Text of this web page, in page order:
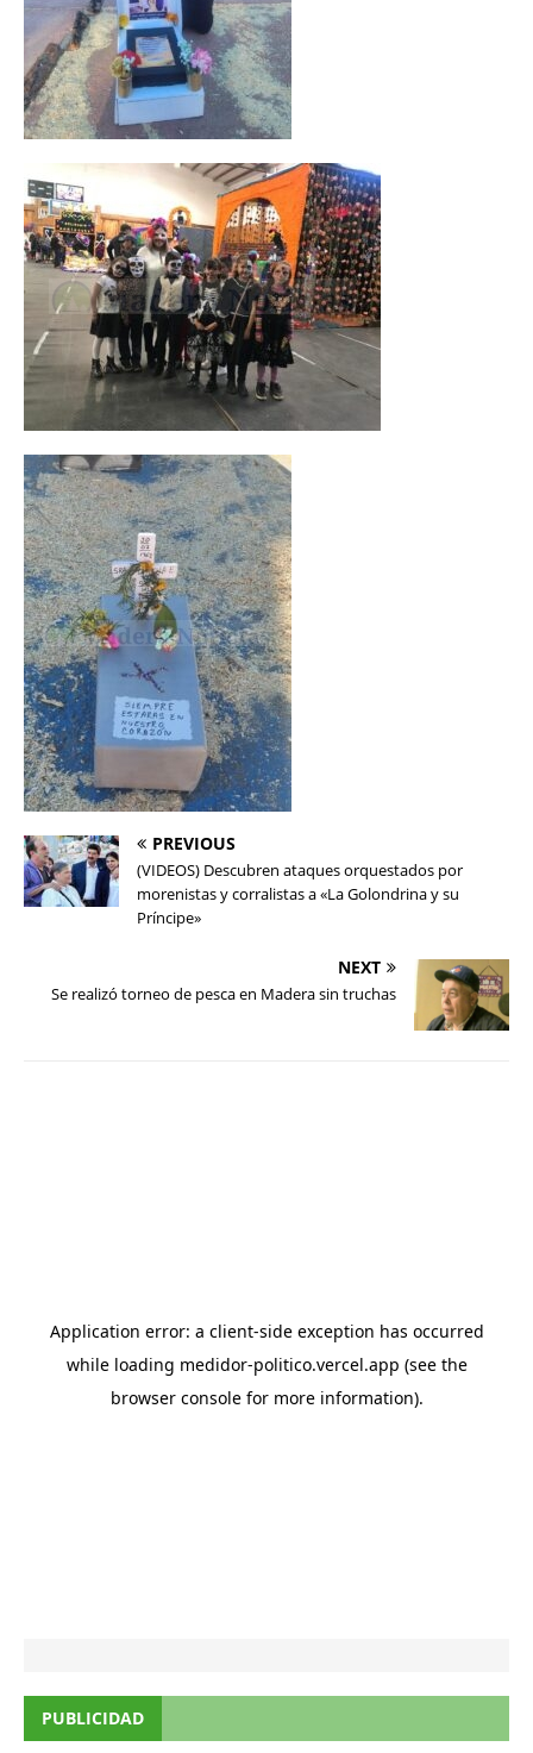
PREVIOUS
(VIDEOS) Descubren ataques orquestados por
morenistas y corralistas a «La Golondrina y su
Príncipe»
NEXT
Se realizó torneo de pesca en Madera sin truchas
PUBLICIDAD